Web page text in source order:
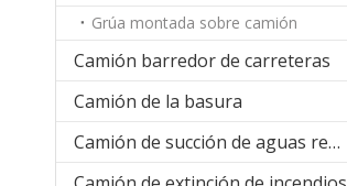
Grúa montada sobre camión
Camión barredor de carreteras
Camión de la basura
Camión de succión de aguas residuales